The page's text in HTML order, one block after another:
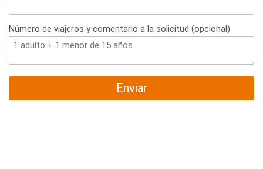
Número de viajeros y comentario a la solicitud (opcional)
Enviar